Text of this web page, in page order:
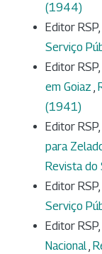
(1944)
Editor RSP,
Serviço
Editor RSP,
em Goiaz ,
(1941)
Editor RSP,
para
Revista do
Editor RSP,
Serviço
Editor RSP,
Nacional,